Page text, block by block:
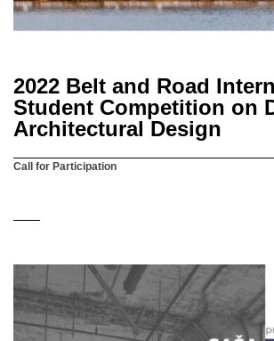
2022 Belt and Road
Student Competition on
Architectural Design
Call for Participation